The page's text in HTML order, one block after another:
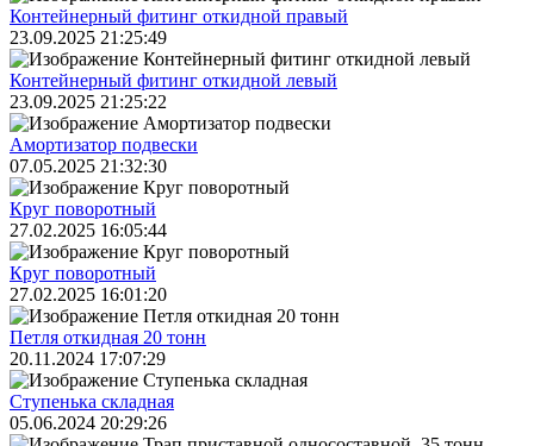
Контейнерный фитинг откидной правый
23.09.2025 21:25:49
Контейнерный фитинг откидной левый
23.09.2025 21:25:22
Амортизатор подвески
07.05.2025 21:32:30
Круг поворотный
27.02.2025 16:05:44
Круг поворотный
27.02.2025 16:01:20
Петля откидная 20 тонн
20.11.2024 17:07:29
Ступенька складная
05.06.2024 20:29:26